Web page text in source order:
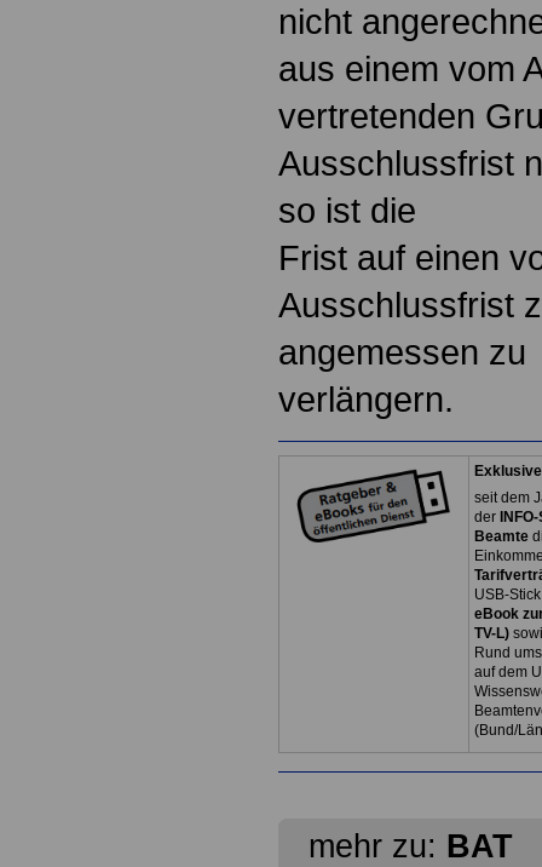
nicht
aus einem vom
vertretenden
Ausschlussfrist
so ist die
Frist auf einen
Ausschlussfrist
angemessen zu
verlängern.
seit dem
der
Beamte
USB-
eBook
TV-L)
Rund
auf dem
(Bund/
mehr zu: BAT